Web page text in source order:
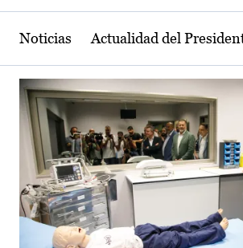
Noticias Actualidad del